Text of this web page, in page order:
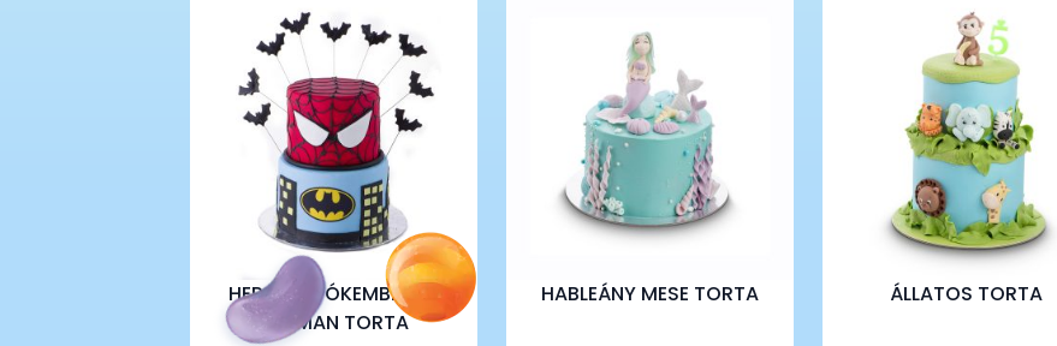
HEROS – PÓKEMBER ÉS
BATMAN TORTA
HABLEÁNY MESE TORTA ÁLLATOS TORTA